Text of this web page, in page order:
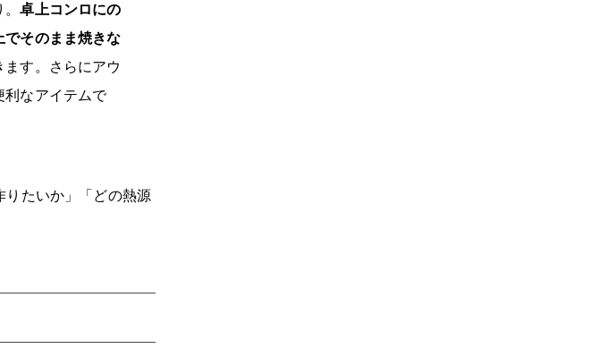
。卓上コンロにの
でそのまま焼きな
ます。さらにアウ
利なアイテムで
りたいか」「どの熱源